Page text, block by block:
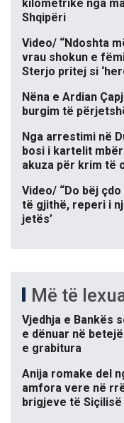
kilometrike nga
Shqipëri
Video/ “Ndoshta
vrau shokun e
Sterjo pritej si
Nëna e Ardian
burgim të
Nga arrestimi në
bosi i kartelit
akuza për krim të
Video/ “Do bëj
të gjithë, reperi i
jetës’
Më të
Vjedhja e Bankës
e dënuar në
e grabitura
Anija romake del
amfora vere në
brigjeve të Siçilisë